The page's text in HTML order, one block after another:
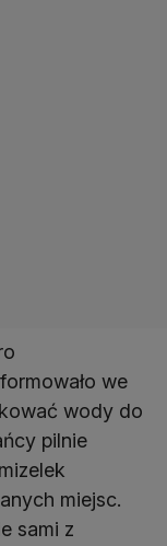
we
wody do
pilnie
miejsc.
sami z